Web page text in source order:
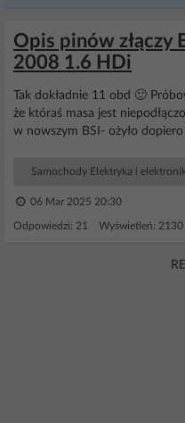
Opis pinów złączy
2008 1.6 HDi
Tak dokładnie 11 obd 🙂
że któraś masa jest
w nowszym BSI- ożyło
Samochody Elektryka i
06 Mar 2025 20:30
Odpowiedzi: 21 Wyświetleń: 2130